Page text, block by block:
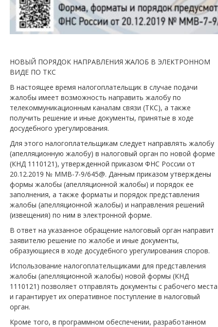
НОВЫЙ ПОРЯДОК НАПРАВЛЕНИЯ ЖАЛОБ В ЭЛЕКТРОННОМ
ВИДЕ ПО ТКС
В настоящее время налогоплательщик в случае подачи
жалобы имеет возможность направить жалобу по
телекоммуникационным каналам связи (ТКС), а также
получить решение и иные документы, принятые в ходе
досудебного урегулирования.
Для этого налогоплательщикам следует направлять жалобу
(апелляционную жалобу) в налоговый орган по новой форме
(КНД 1110121), утвержденной приказом ФНС России от
20.12.2019 № ММВ-7-9/645@. Данным приказом утверждены
формы жалобы (апелляционной жалобы) и порядок ее
заполнения, а также форматы и порядок представления
жалобы (апелляционной жалобы) и направления решений
(извещения) по ним в электронной форме.
В ответ на указанное обращение налоговый орган направит
заявителю решение по жалобе и иные документы,
образующиеся в ходе досудебного урегулирования споров.
Использование налогоплательщиками для представления
жалобы (апелляционной жалобы) новой формы (КНД
1110121) позволяет отправлять документы с рабочего места
и гарантирует их оперативное поступление в налоговый
орган.
Кроме того, в программном обеспечении, разработанном